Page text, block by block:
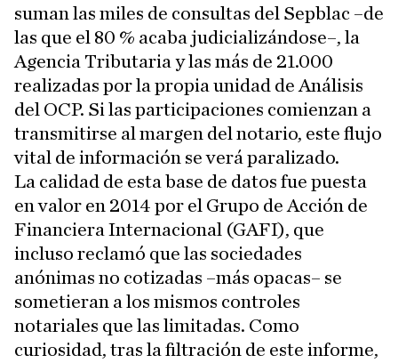
suman las miles de consultas del Sepblac –de
las que el 80 % acaba judicializándose–, la
Agencia Tributaria y las más de 21.000
realizadas por la propia unidad de Análisis
del OCP. Si las participaciones comienzan a
transmitirse al margen del notario, este flujo
vital de información se verá paralizado.
La calidad de esta base de datos fue puesta
en valor en 2014 por el Grupo de Acción de
Financiera Internacional (GAFI), que
incluso reclamó que las sociedades
anónimas no cotizadas –más opacas– se
sometieran a los mismos controles
notariales que las limitadas. Como
curiosidad, tras la filtración de este informe,